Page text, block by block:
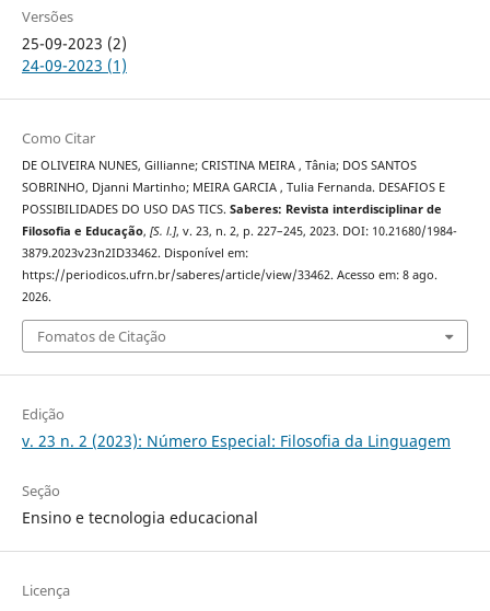
Versões
25-09-2023 (2)
24-09-2023 (1)
Como Citar
DE OLIVEIRA NUNES, Gillianne; CRISTINA MEIRA , Tânia; DOS SANTOS
SOBRINHO, Djanni Martinho; MEIRA GARCIA , Tulia Fernanda. DESAFIOS E
POSSIBILIDADES DO USO DAS TICS. Saberes: Revista interdisciplinar de
Filosofia e Educação, [S. l.], v. 23, n. 2, p. 227–245, 2023. DOI: 10.21680/1984-
3879.2023v23n2ID33462. Disponível em:
https://periodicos.ufrn.br/saberes/article/view/33462. Acesso em: 8 ago.
2026.
Fomatos de Citação
Edição
v. 23 n. 2 (2023): Número Especial: Filosofia da Linguagem
Seção
Ensino e tecnologia educacional
Licença